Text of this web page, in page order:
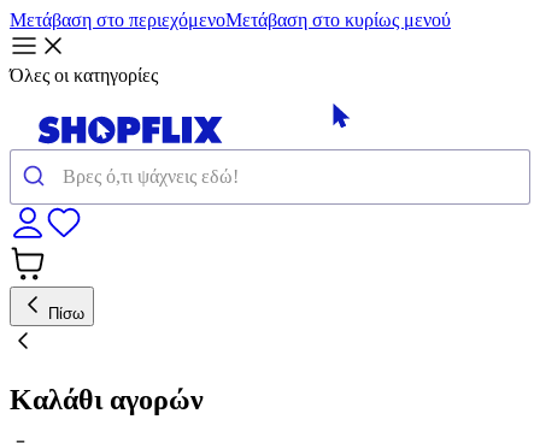
Μετάβαση στο περιεχόμενοΜετάβαση στο κυρίως μενού
Όλες οι κατηγορίες
Πίσω
Καλάθι αγορών